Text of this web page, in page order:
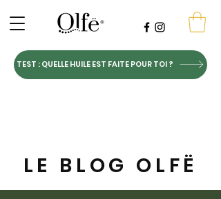
TEST : QUELLE HUILE EST FAITE POUR TOI ?
LE BLOG OLFË